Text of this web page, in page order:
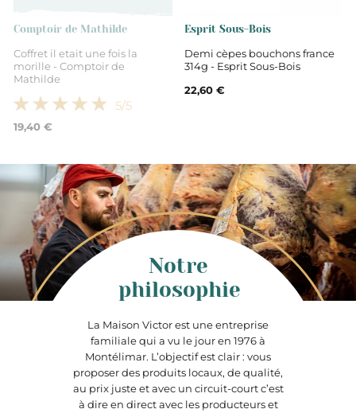
Comptoir de Mathilde
Coffret il etait une fois la
morille - Comptoir de
Mathilde
5/5
19,40 €
Esprit Sous-Bois
Demi cèpes bouchons france
314g - Esprit Sous-Bois
22,60 €
La Maison Victor est une entreprise
familiale qui a vu le jour en 1976 à
Montélimar. L’objectif est clair : vous
proposer des produits locaux, de qualité,
au prix juste et avec un circuit-court c’est
à dire en direct avec les producteurs et
Notre
philosophie